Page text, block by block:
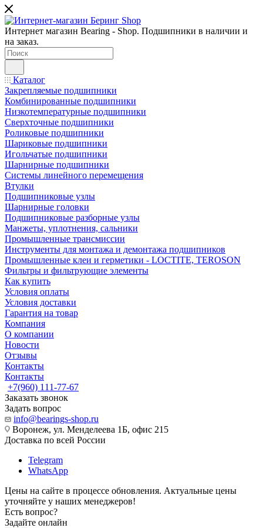
Интернет магазин Bearing - Shop. Подшипники в наличии и
на заказ.
Каталог
Закрепляемые подшипники
Комбинированные подшипники
Низкотемпературные подшипники
Сверхточные подшипники
Роликовые подшипники
Шариковые подшипники
Игольчатые подшипники
Шарнирные подшипники
Системы линейного перемещения
Втулки
Подшипниковые узлы
Шарнирные головки
Подшипниковые разборные узлы
Манжеты, уплотнения, сальники
Промышленные трансмиссии
Инструменты для монтажа и демонтажа подшипников
Промышленные клеи и герметики - LOCTITE, TEROSON
Фильтры и фильтрующие элементы
Как купить
Условия оплаты
Условия доставки
Гарантия на товар
Компания
О компании
Новости
Отзывы
Контакты
Контакты
+7(960) 111-77-67
Заказать звонок
Задать вопрос
info@bearings-shop.ru
Воронеж, ул. Менделеева 1Б, офис 215
Доставка по всей России
Telegram
WhatsApp
Цены на сайте в процессе обновления. Актуальные цены
уточняйте у наших менеджеров!
Есть вопрос?
Задайте онлайн